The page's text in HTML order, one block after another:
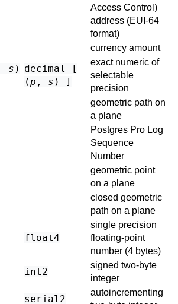
Access Control)
address (EUI-64
format)
currency amount
s ) decimal [
(p , s ) ]
exact numeric of
selectable
precision
geometric path on
a plane
Postgres Pro Log
Sequence
Number
geometric point
on a plane
closed geometric
path on a plane
float4
single precision
floating-point
number (4 bytes)
int2
signed two-byte
integer
serial2
autoincrementing